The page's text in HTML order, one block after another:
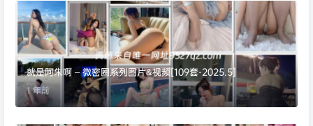
就是阿朱啊 – 微密圈系列图片&视频[109套-2025.5]
1 年前